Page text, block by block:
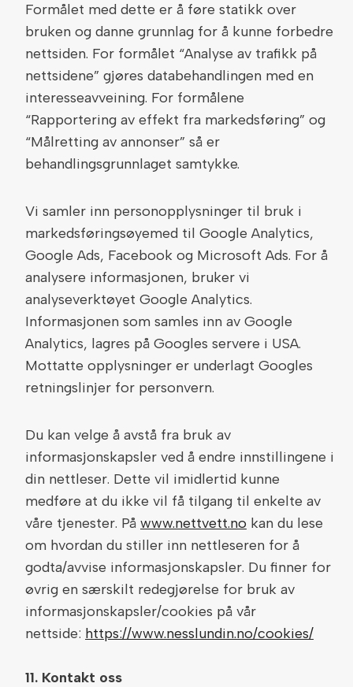
Formålet med dette er å føre statikk over
bruken og danne grunnlag for å kunne forbedre
nettsiden. For formålet “Analyse av trafikk på
nettsidene” gjøres databehandlingen med en
interesseavveining. For formålene
“Rapportering av effekt fra markedsføring” og
“Målretting av annonser” så er
behandlingsgrunnlaget samtykke.
Vi samler inn personopplysninger til bruk i
markedsføringsøyemed til Google Analytics,
Google Ads, Facebook og Microsoft Ads. For å
analysere informasjonen, bruker vi
analyseverktøyet Google Analytics.
Informasjonen som samles inn av Google
Analytics, lagres på Googles servere i USA.
Mottatte opplysninger er underlagt Googles
retningslinjer for personvern.
Du kan velge å avstå fra bruk av
informasjonskapsler ved å endre innstillingene i
din nettleser. Dette vil imidlertid kunne
medføre at du ikke vil få tilgang til enkelte av
våre tjenester. På www.nettvett.no kan du lese
om hvordan du stiller inn nettleseren for å
godta/avvise informasjonskapsler. Du finner for
øvrig en særskilt redegjørelse for bruk av
informasjonskapsler/cookies på vår
nettside: https://www.nesslundin.no/cookies/
11. Kontakt oss